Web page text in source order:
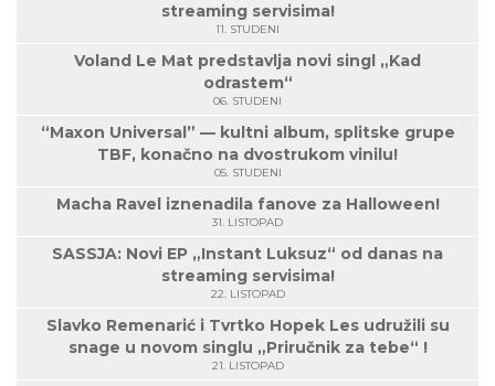
streaming servisima!
11. STUDENI
Voland Le Mat predstavlja novi singl „Kad
odrastem“
06. STUDENI
“Maxon Universal” — kultni album, splitske grupe
TBF, konačno na dvostrukom vinilu!
05. STUDENI
Macha Ravel iznenadila fanove za Halloween!
31. LISTOPAD
SASSJA: Novi EP „Instant Luksuz“ od danas na
streaming servisima!
22. LISTOPAD
Slavko Remenarić i Tvrtko Hopek Les udružili su
snage u novom singlu „Priručnik za tebe“ !
21. LISTOPAD